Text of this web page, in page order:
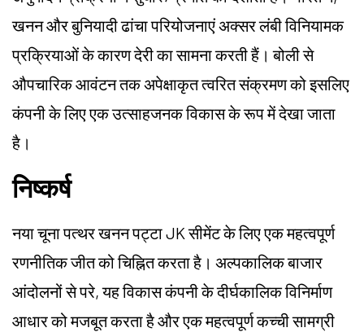
खनन और बुनियादी ढांचा परियोजनाएं अक्सर लंबी विनियामक
प्रक्रियाओं के कारण देरी का सामना करती हैं। बोली से
औपचारिक आवंटन तक अपेक्षाकृत त्वरित संक्रमण को इसलिए
कंपनी के लिए एक उत्साहजनक विकास के रूप में देखा जाता
है।
निष्कर्ष
नया चूना पत्थर खनन पट्टा JK सीमेंट के लिए एक महत्वपूर्ण
रणनीतिक जीत को चिह्नित करता है। अल्पकालिक बाजार
आंदोलनों से परे, यह विकास कंपनी के दीर्घकालिक विनिर्माण
आधार को मजबूत करता है और एक महत्वपूर्ण कच्ची सामग्री